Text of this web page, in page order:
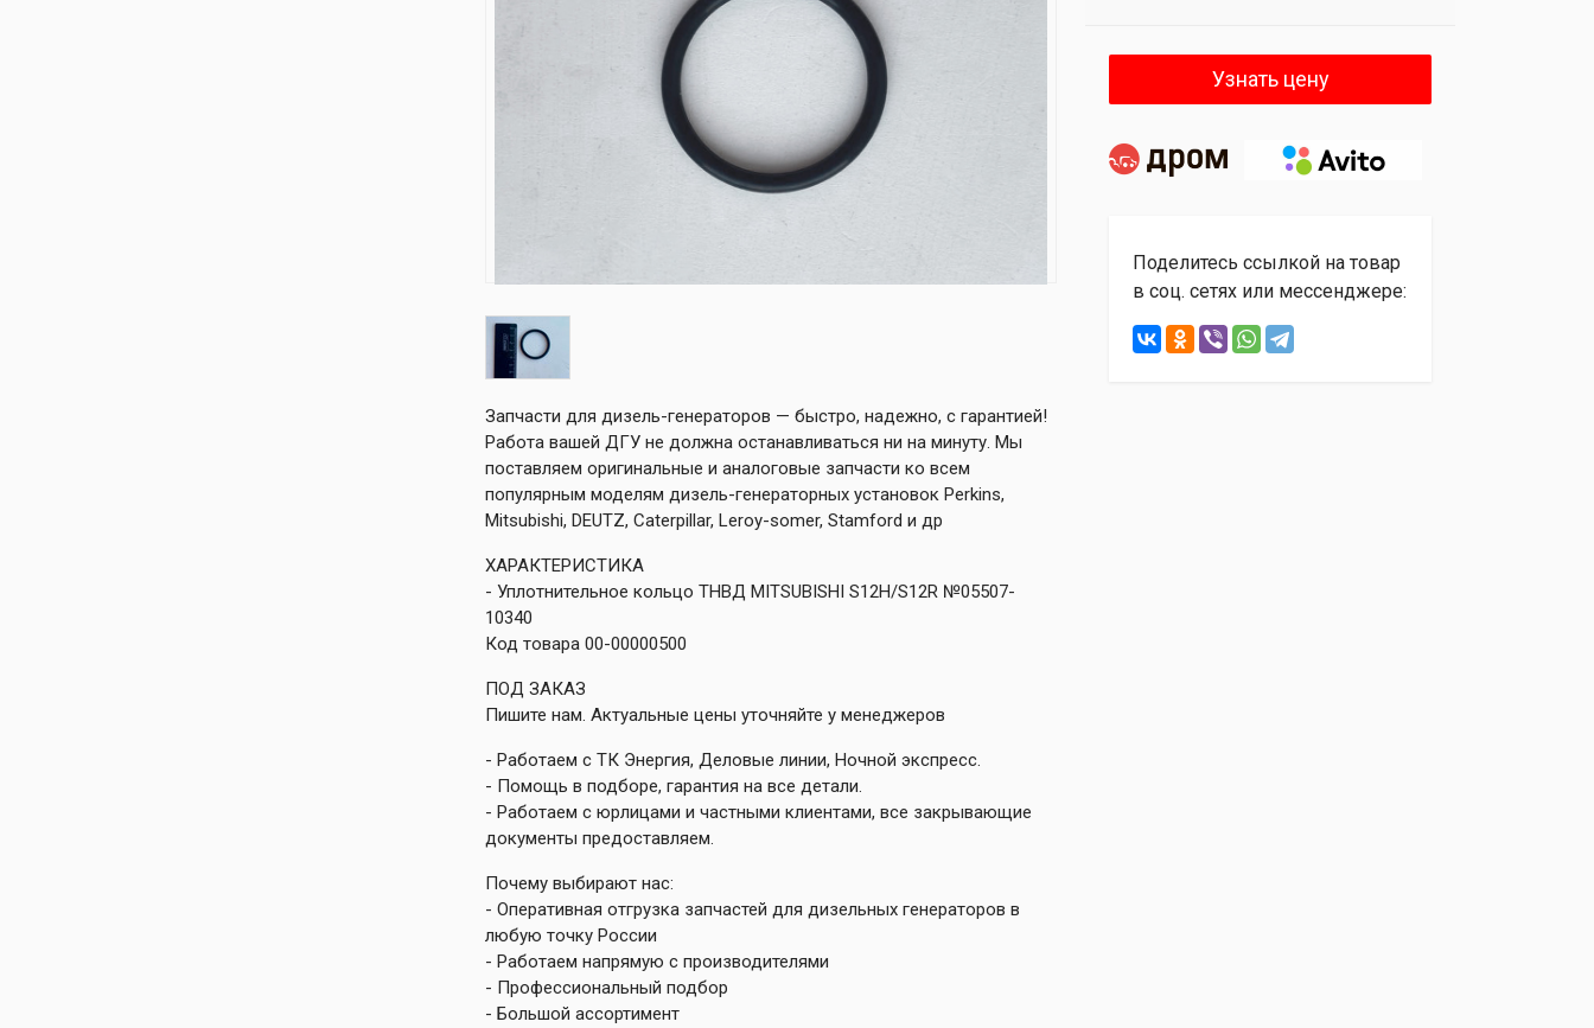
Запчасти для дизель-генераторов — быстро, надежно, с гарантией!
Работа вашей ДГУ не должна останавливаться ни на минуту. Мы
поставляем оригинальные и аналоговые запчасти ко всем
популярным моделям дизель-генераторных установок Perkins,
Mitsubishi, DEUTZ, Caterpillar, Leroy-somer, Stamford и др
ХАРАКТЕРИСТИКА
- Уплотнительное кольцо ТНВД MITSUBISHI S12H/S12R №05507-
10340
Код товара 00-00000500
ПОД ЗАКАЗ
Пишите нам. Актуальные цены уточняйте у менеджеров
- Работаем с ТК Энергия, Деловые линии, Ночной экспресс.
- Помощь в подборе, гарантия на все детали.
- Работаем с юрлицами и частными клиентами, все закрывающие
документы предоставляем.
Почему выбирают нас:
- Оперативная отгрузка запчастей для дизельных генераторов в
любую точку России
- Работаем напрямую с производителями
- Профессиональный подбор
- Большой ассортимент
Узнать цену
Поделитесь ссылкой на товар
в соц. сетях или мессенджере: